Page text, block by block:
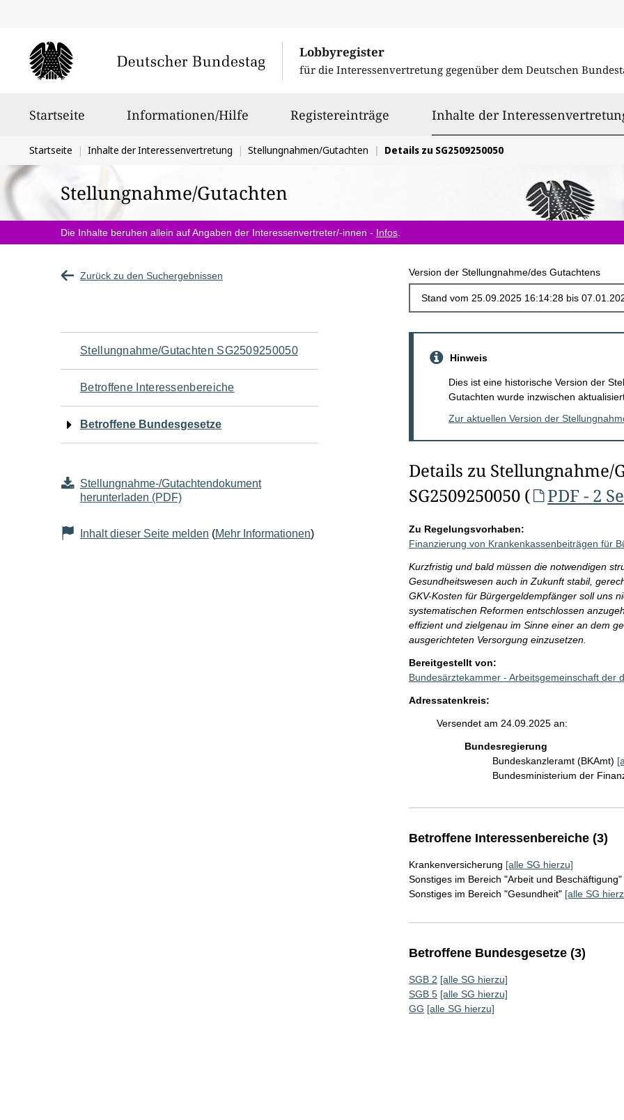
Lobbyregister
für die Interessenvertretung gegenüber dem Deutschen
Startseite Informationen/Hilfe Registereinträge Inhalte der
Sie
befinden
sich
hier:
Startseite Inhalte der Interessenvertretung Stellungnahmen/Gutachten Details zu SG2509250050
Stellungnahme/Gutachten
Die Inhalte beruhen allein auf Angaben der Interessenvertreter/-innen - Infos
Zurück zu den Suchergebnissen Version der Stellungnahme/des Gutachtens
Navigation
für
den
Seiteninhalt
Stellungnahme/Gutachten SG2509250050
Betroffene Interessenbereiche
Betroffene Bundesgesetze
Stellungnahme-/Gutachtendokument
herunterladen (PDF)
Inhalt dieser Seite melden (Mehr Informationen)
Hinweis
Dies ist eine historische Version der
Gutachten wurde inzwischen
Zur aktuellen Version der
Details zu Stellungnahme/
SG2509250050 (
PDF - 2
Zu Regelungsvorhaben:
Finanzierung von Krankenkassenbeiträgen für
Kurzfristig und bald müssen die notwendigen
Gesundheitswesen auch in Zukunft stabil,
GKV-Kosten für Bürgergeldempfänger soll uns
systematischen Reformen entschlossen
effizient und zielgenau im Sinne einer an dem
ausgerichteten Versorgung einzusetzen.
Bereitgestellt von:
Bundesärztekammer - Arbeitsgemeinschaft der
Adressatenkreis:
Versendet am 24.09.2025 an:
Bundesregierung
Bundeskanzleramt (BKAmt)
Bundesministerium der
Betroffene Interessenbereiche (3)
Krankenversicherung [alle SG hierzu]
Sonstiges im Bereich "Arbeit und Beschäftigung"
Sonstiges im Bereich "Gesundheit" [alle SG
Betroffene Bundesgesetze (3)
SGB 2 [alle SG hierzu]
SGB 5 [alle SG hierzu]
GG [alle SG hierzu]